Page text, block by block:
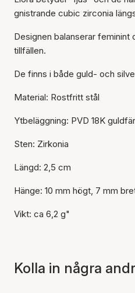
gnistrande cubic zirconia
Designen balanserar
tillfällen.
De finns i både guld- och
Material: Rostfritt stål
Ytbeläggning: PVD 18K
Sten: Zirkonia
Längd: 2,5 cm
Hänge: 10 mm högt, 7 mm
Vikt: ca 6,2 g"
Kolla in några